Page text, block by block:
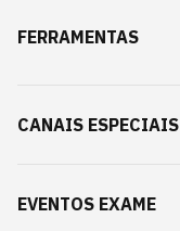
FERRAMENTAS
CANAIS ESPECIAIS
EVENTOS EXAME